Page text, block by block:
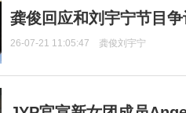
龚俊回应和刘宇宁节目
26-07-21 11:05:47 龚俊刘宇宁